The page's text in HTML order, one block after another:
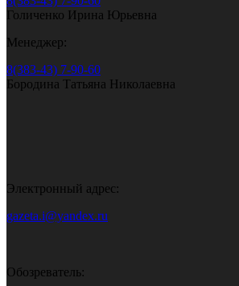
Голиченко Ирина Юрьевна
Менеджер:
8(383-43) 7-90-60
Бородина Татьяна Николаевна
Электронный адрес:
gazeta.i@yandex.ru
Обозреватель: